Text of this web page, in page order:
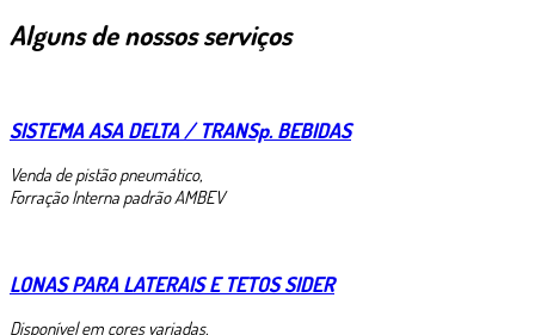
Alguns de nossos serviços
SISTEMA ASA DELTA / TRANSp. BEBIDAS
Venda de pistão pneumático,
Forração Interna padrão AMBEV
LONAS PARA LATERAIS E TETOS SIDER
Disponível em cores variadas.